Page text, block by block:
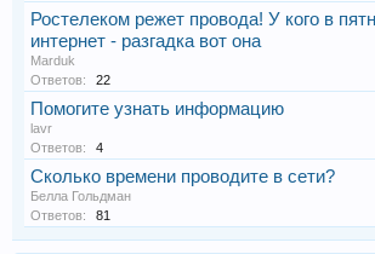
Ростелеком режет провода! У кого в
интернет - разгадка вот она
Marduk
Ответов:
22
Помогите узнать информацию
lavr
Ответов:
4
Сколько времени проводите в сети?
Белла Гольдман
Ответов:
81